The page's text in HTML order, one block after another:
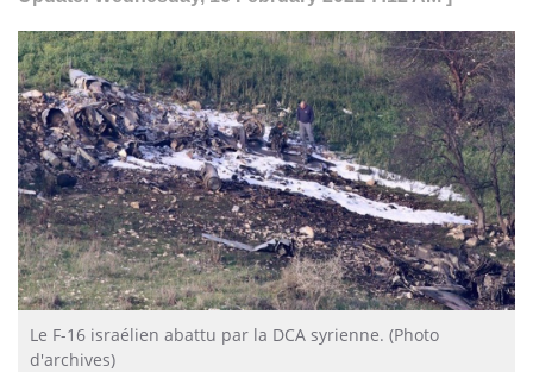
Le F-16 israélien abattu par la DCA syrienne. (Photo
d'archives)